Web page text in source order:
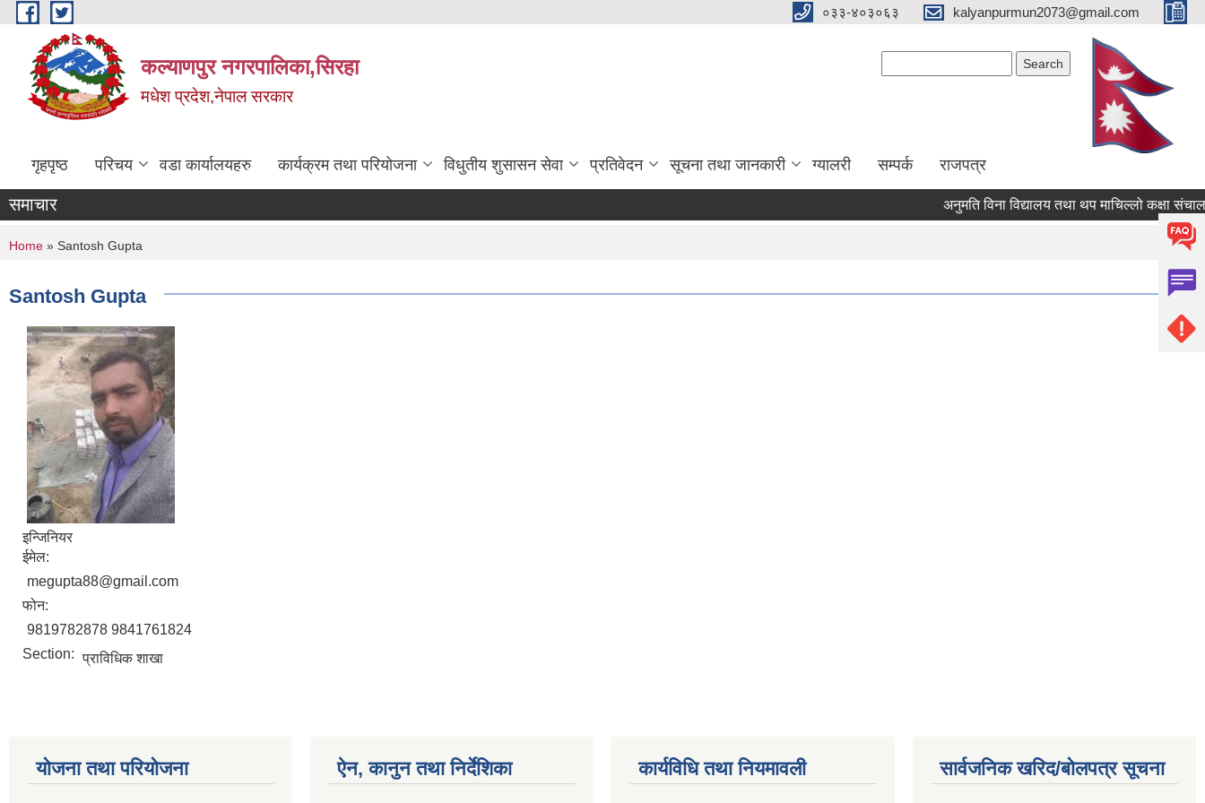
Skip to main content ०३३-४०३०६३ kalyanpurmun2073@gmail.com
कल्याणपुर नगरपालिका,सिरहा
मधेश प्रदेश,नेपाल सरकार
गृहपृष्ठ परिचय वडा कार्यालयहरु कार्यक्रम तथा परियोजना विधुतीय शुसासन सेवा प्रतिवेदन सूचना तथा जानकारी ग्यालरी सम्पर्क राजपत्र
समाचार अनुमति विना विद्यालय तथा थप माचिल्लो कक्षा संचालन
You are here
Home » Santosh Gupta
Santosh Gupta
इन्जिनियर
ईमेल:
megupta88@gmail.com
फोन:
9819782878 9841761824
Section: प्राविधिक शाखा
योजना तथा परियोजना ऐन, कानुन तथा निर्देशिका कार्यविधि तथा नियमावली सार्वजनिक खरिद/बोलपत्र सूचना